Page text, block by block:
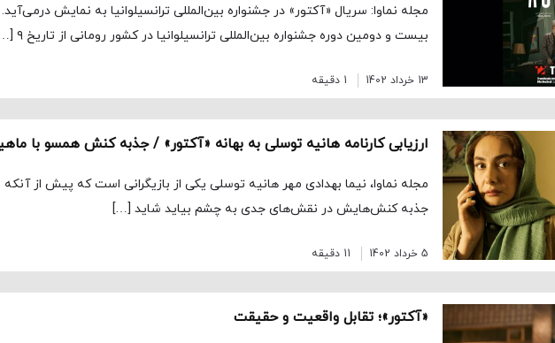
مجله نماوا: سریال «آکتور» در جشنواره بین‌المللی ترانسیلوانیا به نمایش در‌می‌آید.
بیست و دومین دوره جشنواره بین‌المللی ترانسیلوانیا در کشور رومانی از تاریخ ۹ […]
13 خرداد 1402 1 دقیقه
مجله نماوا، نیما بهدادی مهر هانیه توسلی یکی از بازیگرانی است که پیش از آنکه
جذبه کنش‌هایش در نقش‌های جدی به چشم بیاید شاید […]
5 خرداد 1402 11 دقیقه
«آکتور»؛ تقابل واقعیت و حقیقت